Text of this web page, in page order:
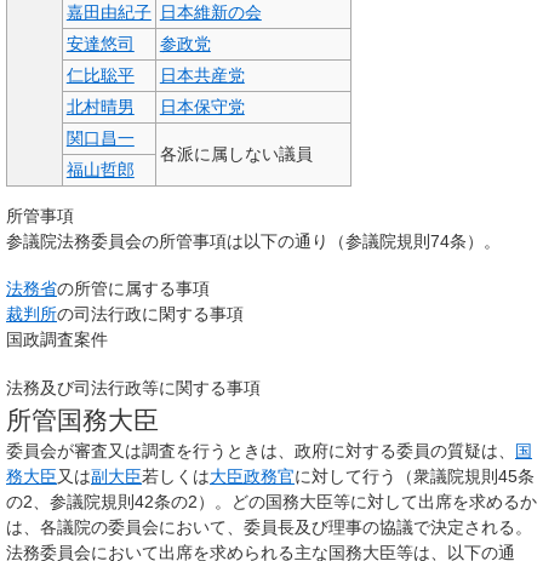
嘉田由紀子 日本維新の会
安達悠司
参政党
仁比聡平
日本共産党
北村晴男
日本保守党
関口昌一
各派に属しない議員
福山哲郎
所管事項
参議院法務委員会の所管事項は以下の通り（参議院規則74条）。
法務省の所管に属する事項
裁判所の司法行政に閑する事項
国政調査案件
法務及び司法行政等に関する事項
所管国務大臣
委員会が審査又は調査を行うときは、政府に対する委員の質疑は、 国
務大臣又は副大臣若しくは大臣政務官に対して行う（衆議院規則45条
の2、参議院規則42条の2）。どの国務大臣等に対して出席を求めるか
は、各議院の委員会において、委員長及び理事の協議で決定される。
法務委員会において出席を求められる主な国務大臣等は、以下の通